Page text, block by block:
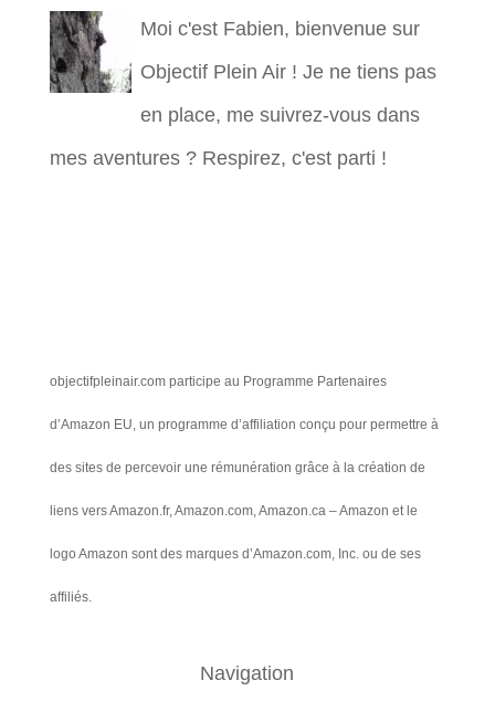
Moi c'est Fabien, bienvenue sur
Objectif Plein Air ! Je ne tiens pas
en place, me suivrez-vous dans
mes aventures ? Respirez, c'est parti !
objectifpleinair.com participe au Programme Partenaires
d’Amazon EU, un programme d’affiliation conçu pour permettre à
des sites de percevoir une rémunération grâce à la création de
liens vers Amazon.fr, Amazon.com, Amazon.ca – Amazon et le
logo Amazon sont des marques d’Amazon.com, Inc. ou de ses
affiliés.
Navigation